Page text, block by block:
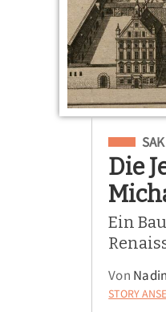
Die
Ein
Von
STORY